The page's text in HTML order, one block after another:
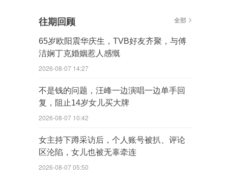
往期回顾 全部
65岁欧阳震华庆生，TVB好友齐聚，与傅
洁娴丁克婚姻惹人感慨
2026-08-07 14:27
不是钱的问题，汪峰一边演唱一边单手回
复，阻止14岁女儿买大牌
2026-08-07 10:42
女主持下蹲采访后，个人账号被扒、评论
区沦陷，女儿也被无辜牵连
2026-08-07 05:50